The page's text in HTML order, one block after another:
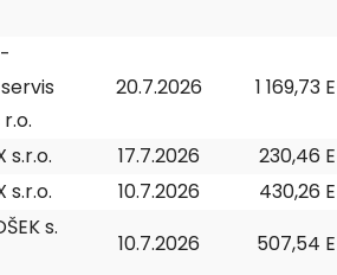
20.7.2026 1 169,73
s.r.o. 17.7.2026
230,46
s.r.o. 10.7.2026
430,26
s.
10.7.2026
507,54